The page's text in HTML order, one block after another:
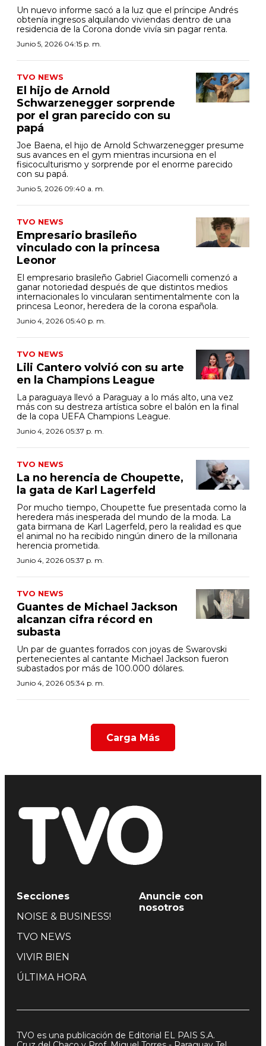
Un nuevo informe sacó a la luz que el príncipe Andrés
obtenía ingresos alquilando viviendas dentro de una
residencia de la Corona donde vivía sin pagar renta.
Junio 5, 2026 04:15 p. m.
TVO NEWS
El hijo de Arnold
Schwarzenegger sorprende
por el gran parecido con su
papá
Joe Baena, el hijo de Arnold Schwarzenegger presume
sus avances en el gym mientras incursiona en el
fisicoculturismo y sorprende por el enorme parecido
con su papá.
Junio 5, 2026 09:40 a. m.
TVO NEWS
Empresario brasileño
vinculado con la princesa
Leonor
El empresario brasileño Gabriel Giacomelli comenzó a
ganar notoriedad después de que distintos medios
internacionales lo vincularan sentimentalmente con la
princesa Leonor, heredera de la corona española.
Junio 4, 2026 05:40 p. m.
TVO NEWS
Lili Cantero volvió con su arte
en la Champions League
La paraguaya llevó a Paraguay a lo más alto, una vez
más con su destreza artística sobre el balón en la final
de la copa UEFA Champions League.
Junio 4, 2026 05:37 p. m.
TVO NEWS
La no herencia de Choupette,
la gata de Karl Lagerfeld
Por mucho tiempo, Choupette fue presentada como la
heredera más inesperada del mundo de la moda. La
gata birmana de Karl Lagerfeld, pero la realidad es que
el animal no ha recibido ningún dinero de la millonaria
herencia prometida.
Junio 4, 2026 05:37 p. m.
TVO NEWS
Guantes de Michael Jackson
alcanzan cifra récord en
subasta
Un par de guantes forrados con joyas de Swarovski
pertenecientes al cantante Michael Jackson fueron
subastados por más de 100.000 dólares.
Junio 4, 2026 05:34 p. m.
Carga Más
Secciones
NOISE & BUSINESS!
TVO NEWS
VIVIR BIEN
ÚLTIMA HORA
Anuncie con
nosotros
TVO es una publicación de Editorial EL PAIS S.A.